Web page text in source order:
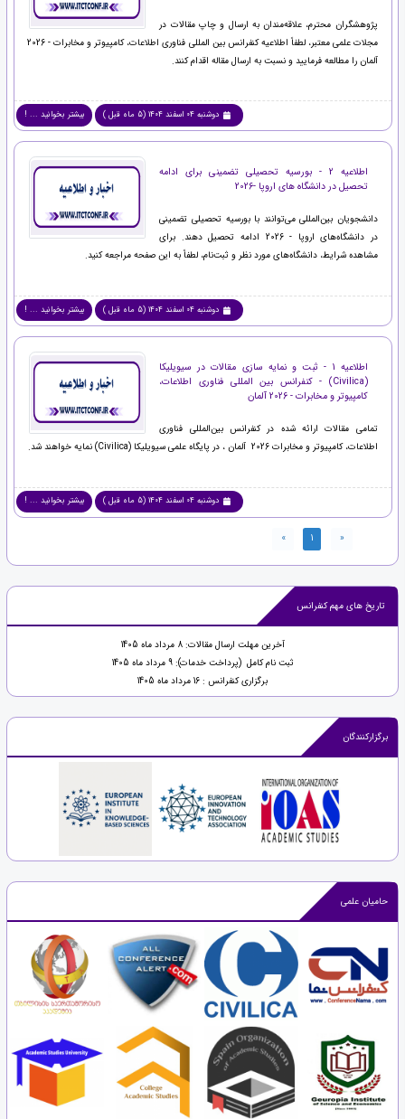
پژوهشگران محترم، علاقه‌مندان به ارسال و چاپ مقالات در
مجلات علمی معتبر، لطفاً اطلاعیه کنفرانس بین المللی فناوری اطلاعات، کامپیوتر و مخابرات - 2026
آلمان را مطالعه فرمایید و نسبت به ارسال مقاله اقدام کنند.
دوشنبه 04 اسفند 1404 (5 ماه قبل ) بیشتر بخوانید ... !
اطلاعیه 2 - بورسیه تحصیلی تضمینی برای ادامه
تحصیل در دانشگاه های اروپا -2026
دانشجویان بین‌المللی می‌توانند با بورسیه تحصیلی تضمینی
در دانشگاه‌های اروپا - 2026 ادامه تحصیل دهند. برای
مشاهده شرایط، دانشگاه‌های مورد نظر و ثبت‌نام، لطفاً به این صفحه مراجعه کنید.
دوشنبه 04 اسفند 1404 (5 ماه قبل ) بیشتر بخوانید ... !
اطلاعیه 1 - ثبت و نمایه سازی مقالات در سیویلیکا
(Civilica) - کنفرانس بین المللی فناوری اطلاعات،
کامپیوتر و مخابرات - 2026 آلمان
تمامی مقالات ارائه شده در کنفرانس بین‌المللی فناوری
اطلاعات، کامپیوتر و مخابرات 2026 آلمان ، در پایگاه علمی سیویلیکا (Civilica) نمایه خواهند شد.
دوشنبه 04 اسفند 1404 (5 ماه قبل ) بیشتر بخوانید ... !
«
1
»
تاریخ های مهم کنفرانس
آخرین مهلت ارسال مقالات: 8 مرداد ماه 1405
ثبت نام کامل (پرداخت خدمات): 9 مرداد ماه 1405
برگزاری کنفرانس : 16 مرداد ماه 1405
برگزارکنندگان
حامیان علمی